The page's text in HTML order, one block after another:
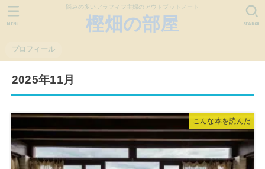
悩みの多いアラフィフ主婦のアウトプットノート
樫畑の部屋
プロフィール
SEARCH
MENU
2025年11月
こんな本を読んだ